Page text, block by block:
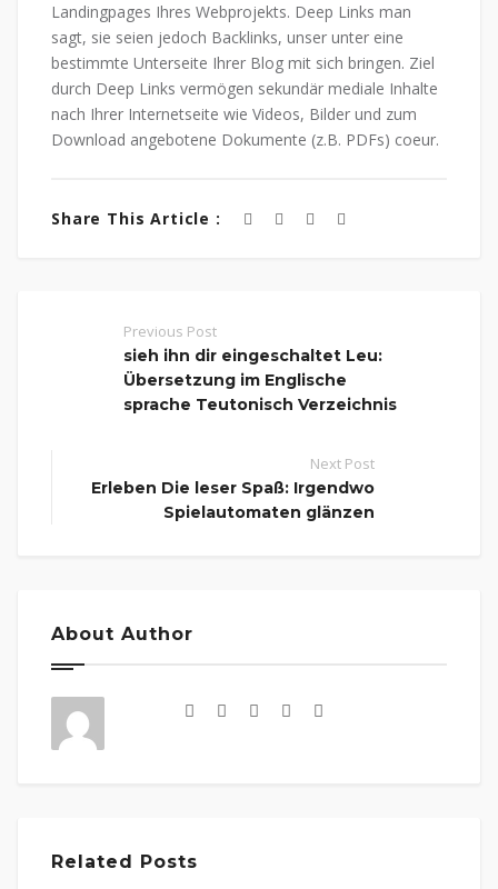
Landingpages Ihres Webprojekts. Deep Links man
sagt, sie seien jedoch Backlinks, unser unter eine
bestimmte Unterseite Ihrer Blog mit sich bringen. Ziel
durch Deep Links vermögen sekundär mediale Inhalte
nach Ihrer Internetseite wie Videos, Bilder und zum
Download angebotene Dokumente (z.B. PDFs) coeur.
Share This Article :
Previous Post
sieh ihn dir eingeschaltet Leu:
Übersetzung im Englische
sprache Teutonisch Verzeichnis
Next Post
Erleben Die leser Spaß: Irgendwo
Spielautomaten glänzen
About Author
Related Posts